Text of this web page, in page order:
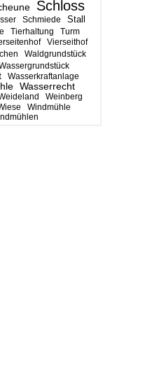
Schloss
Schmiede Stall
Tierhaltung
Turm
Vierseithof
Waldgrundstück
Wasserkraftanlage
Wasserrecht
Weinberg
Windmühle